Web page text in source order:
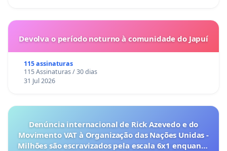
Devolva o período noturno à comunidade do Japuí
115 assinaturas
115 Assinaturas / 30 dias
31 Jul 2026
Denúncia internacional de Rick Azevedo e do
Movimento VAT à Organização das Nações Unidas -
Milhões são escravizados pela escala 6x1 enquanto